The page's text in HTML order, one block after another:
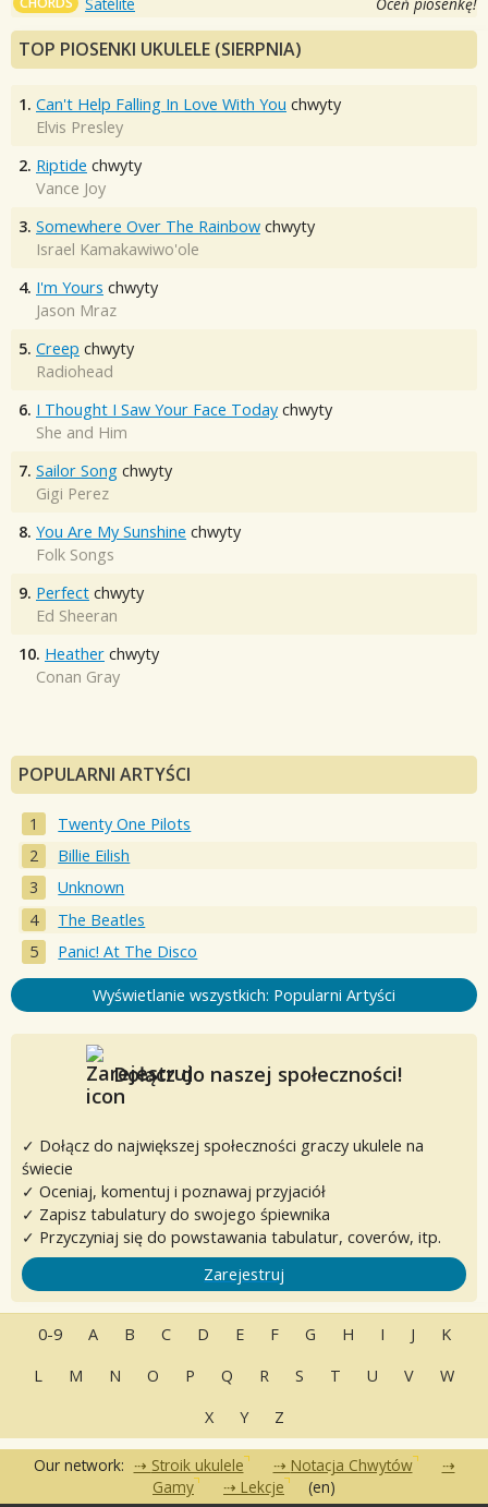
TOP PIOSENKI UKULELE (SIERPNIA)
1. Can't Help Falling In Love With You chwyty
Elvis Presley
2. Riptide chwyty
Vance Joy
3. Somewhere Over The Rainbow chwyty
Israel Kamakawiwo'ole
4. I'm Yours chwyty
Jason Mraz
5. Creep chwyty
Radiohead
6. I Thought I Saw Your Face Today chwyty
She and Him
7. Sailor Song chwyty
Gigi Perez
8. You Are My Sunshine chwyty
Folk Songs
9. Perfect chwyty
Ed Sheeran
10. Heather chwyty
Conan Gray
POPULARNI ARTYŚCI
Twenty One Pilots
Billie Eilish
Unknown
The Beatles
Panic! At The Disco
Wyświetlanie wszystkich: Popularni Artyści
Dołącz do naszej społeczności!
✓ Dołącz do największej społeczności graczy ukulele na
świecie
✓ Oceniaj, komentuj i poznawaj przyjaciół
✓ Zapisz tabulatury do swojego śpiewnika
✓ Przyczyniaj się do powstawania tabulatur, coverów, itp.
Zarejestruj
0-9 A B C D E F G H I J
K
L
M N O P Q R S T U V
W
X
Y Z
Our network: Stroik ukulele
Notacja Chwytów
Gamy
Lekcje (en)